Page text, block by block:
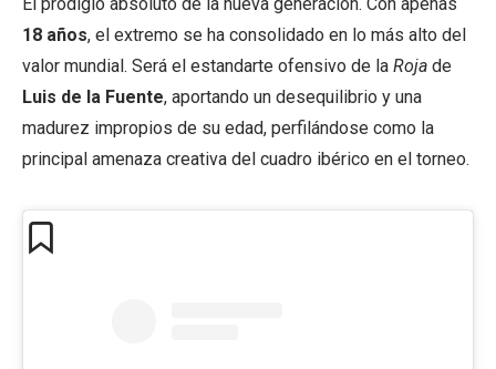
18 años, el extremo se ha consolidado en lo más alto del
valor mundial. Será el estandarte ofensivo de la Roja de
Luis de la Fuente, aportando un desequilibrio y una
madurez impropios de su edad, perfilándose como la
principal amenaza creativa del cuadro ibérico en el torneo.